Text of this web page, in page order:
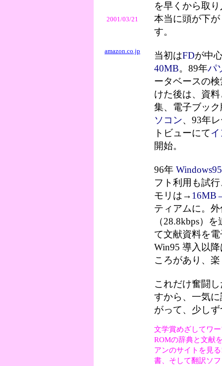
2001/03/21
amazon.co.jp
を早くから取
本当に頭が下
す。
当初はFDが中
40MB。89年パ
ータベースの
けた後は、資
集、電子ブッ
ソコン、93年
トビューにて
開始。
96年Windows95
フト利用も試
モリは→
ティアムに。
（28.8kbps）
て文献資料を
Win95 導入以
ころがあり、
これだけ奮闘
すから、一気
がって、少し
文学賞めざしてワ
ROMの辞典と文献
アンのサイトを見
書、そして翻訳ソ